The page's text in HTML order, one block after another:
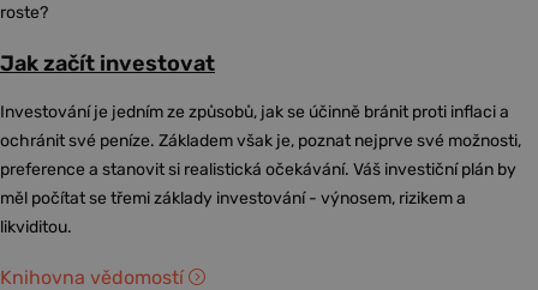
roste?
Jak začít investovat
Investování je jedním ze způsobů, jak se účinně bránit proti inflaci a
ochránit své peníze. Základem však je, poznat nejprve své možnosti,
preference a stanovit si realistická očekávání. Váš investiční plán by
měl počítat se třemi základy investování - výnosem, rizikem a
likviditou.
Knihovna vědomostí